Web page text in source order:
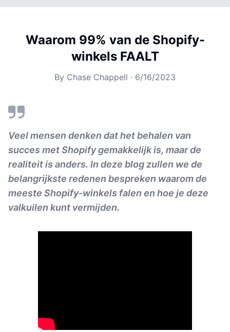
Waarom 99% van de Shopify-
winkels FAALT
By Chase Chappell · 6/16/2023
Veel mensen denken dat het behalen van
succes met Shopify gemakkelijk is, maar de
realiteit is anders. In deze blog zullen we de
belangrijkste redenen bespreken waarom de
meeste Shopify-winkels falen en hoe je deze
valkuilen kunt vermijden.